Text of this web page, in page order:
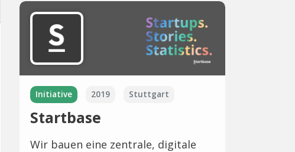
Initiative 2019 Stuttgart
Startbase
Wir bauen eine zentrale, digitale